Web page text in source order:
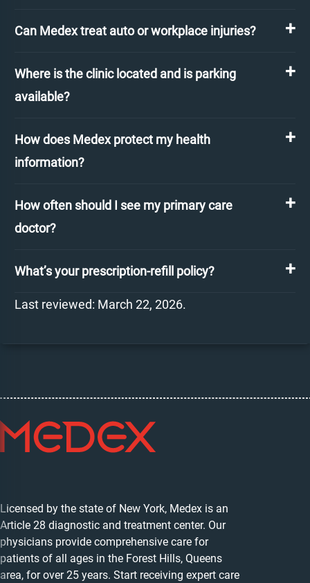
Can Medex treat auto or workplace injuries?
Where is the clinic located and is parking
available?
How does Medex protect my health
information?
How often should I see my primary care
doctor?
What’s your prescription-refill policy?
Last reviewed: March 22, 2026.
Licensed by the state of New York, Medex is an
Article 28 diagnostic and treatment center. Our
physicians provide comprehensive care for
patients of all ages in the Forest Hills, Queens
area, for over 25 years. Start receiving expert care